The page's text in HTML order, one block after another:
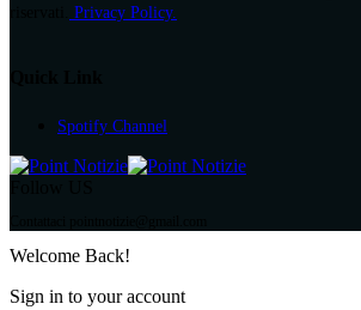
Privacy Policy.
Spotify Channel
Welcome Back!
Sign in to your account